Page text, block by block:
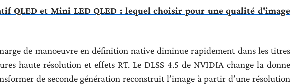
QLED et Mini LED QLED : lequel choisir pour une qualité d'image
de manoeuvre en définition native diminue rapidement dans les titres
haute résolution et effets RT. Le DLSS 4.5 de NVIDIA change la donne
de seconde génération reconstruit l’image à partir d’une résolution